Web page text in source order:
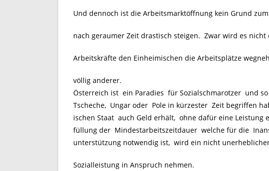
Und dennoch ist die Arbeitsmarktöffnung kein Grund
nach geraumer Zeit drastisch steigen. Zwar wird es nicht
Arbeitskräfte den Einheimischen die Arbeitsplätze
völlig anderer.
Österreich ist ein Paradies für Sozialschmarotzer und
Tscheche, Ungar oder Pole in kürzester Zeit begriffen
ischen Staat auch Geld erhält, ohne dafür eine Leistung
füllung der Mindestarbeitszeitdauer welche für die
unterstützung notwendig ist, wird ein nicht
Sozialleistung in Anspruch nehmen.